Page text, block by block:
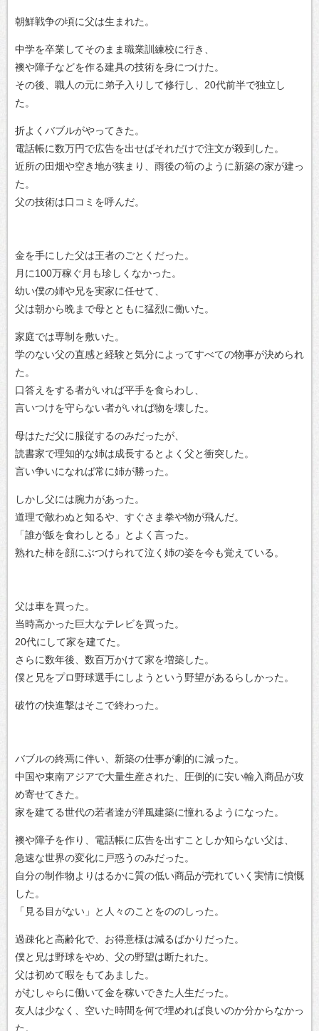
朝鮮戦争の頃に父は生まれた。
中学を卒業してそのまま職業訓練校に行き、
襖や障子などを作る建具の技術を身につけた。
その後、職人の元に弟子入りして修行し、20代前半で独立し
た。
折よくバブルがやってきた。
電話帳に数万円で広告を出せばそれだけで注文が殺到した。
近所の田畑や空き地が狭まり、雨後の筍のように新築の家が建っ
た。
父の技術は口コミを呼んだ。
金を手にした父は王者のごとくだった。
月に100万稼ぐ月も珍しくなかった。
幼い僕の姉や兄を実家に任せて、
父は朝から晩まで母とともに猛烈に働いた。
家庭では専制を敷いた。
学のない父の直感と経験と気分によってすべての物事が決められ
た。
口答えをする者がいれば平手を食らわし、
言いつけを守らない者がいれば物を壊した。
母はただ父に服従するのみだったが、
読書家で理知的な姉は成長するとよく父と衝突した。
言い争いになれば常に姉が勝った。
しかし父には腕力があった。
道理で敵わぬと知るや、すぐさま拳や物が飛んだ。
「誰が飯を食わしとる」とよく言った。
熟れた柿を顔にぶつけられて泣く姉の姿を今も覚えている。
父は車を買った。
当時高かった巨大なテレビを買った。
20代にして家を建てた。
さらに数年後、数百万かけて家を増築した。
僕と兄をプロ野球選手にしようという野望があるらしかった。
破竹の快進撃はそこで終わった。
バブルの終焉に伴い、新築の仕事が劇的に減った。
中国や東南アジアで大量生産された、圧倒的に安い輸入商品が攻
め寄せてきた。
家を建てる世代の若者達が洋風建築に憧れるようになった。
襖や障子を作り、電話帳に広告を出すことしか知らない父は、
急速な世界の変化に戸惑うのみだった。
自分の制作物よりはるかに質の低い商品が売れていく実情に憤慨
した。
「見る目がない」と人々のことをののしった。
過疎化と高齢化で、お得意様は減るばかりだった。
僕と兄は野球をやめ、父の野望は断たれた。
父は初めて暇をもてあました。
がむしゃらに働いて金を稼いできた人生だった。
友人は少なく、空いた時間を何で埋めれば良いのか分からなかっ
た。